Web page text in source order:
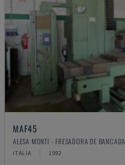
MAF45
ALESA MONTI - FRESADORA DE BANCADA
ITÁLIA 1992